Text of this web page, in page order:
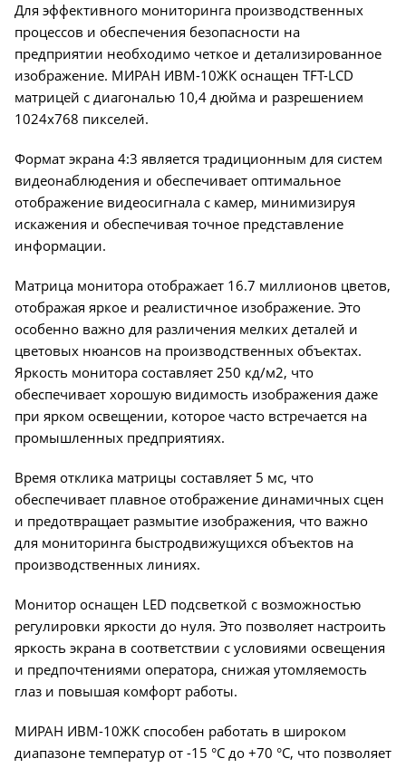
Для эффективного мониторинга производственных
процессов и обеспечения безопасности на
предприятии необходимо четкое и детализированное
изображение. МИРАН ИВМ-10ЖК оснащен TFT-LCD
матрицей с диагональю 10,4 дюйма и разрешением
1024x768 пикселей.
Формат экрана 4:3 является традиционным для систем
видеонаблюдения и обеспечивает оптимальное
отображение видеосигнала с камер, минимизируя
искажения и обеспечивая точное представление
информации.
Матрица монитора отображает 16.7 миллионов цветов,
отображая яркое и реалистичное изображение. Это
особенно важно для различения мелких деталей и
цветовых нюансов на производственных объектах.
Яркость монитора составляет 250 кд/м2, что
обеспечивает хорошую видимость изображения даже
при ярком освещении, которое часто встречается на
промышленных предприятиях.
Время отклика матрицы составляет 5 мс, что
обеспечивает плавное отображение динамичных сцен
и предотвращает размытие изображения, что важно
для мониторинга быстродвижущихся объектов на
производственных линиях.
Монитор оснащен LED подсветкой с возможностью
регулировки яркости до нуля. Это позволяет настроить
яркость экрана в соответствии с условиями освещения
и предпочтениями оператора, снижая утомляемость
глаз и повышая комфорт работы.
МИРАН ИВМ-10ЖК способен работать в широком
диапазоне температур от -15 °C до +70 °C, что позволяет